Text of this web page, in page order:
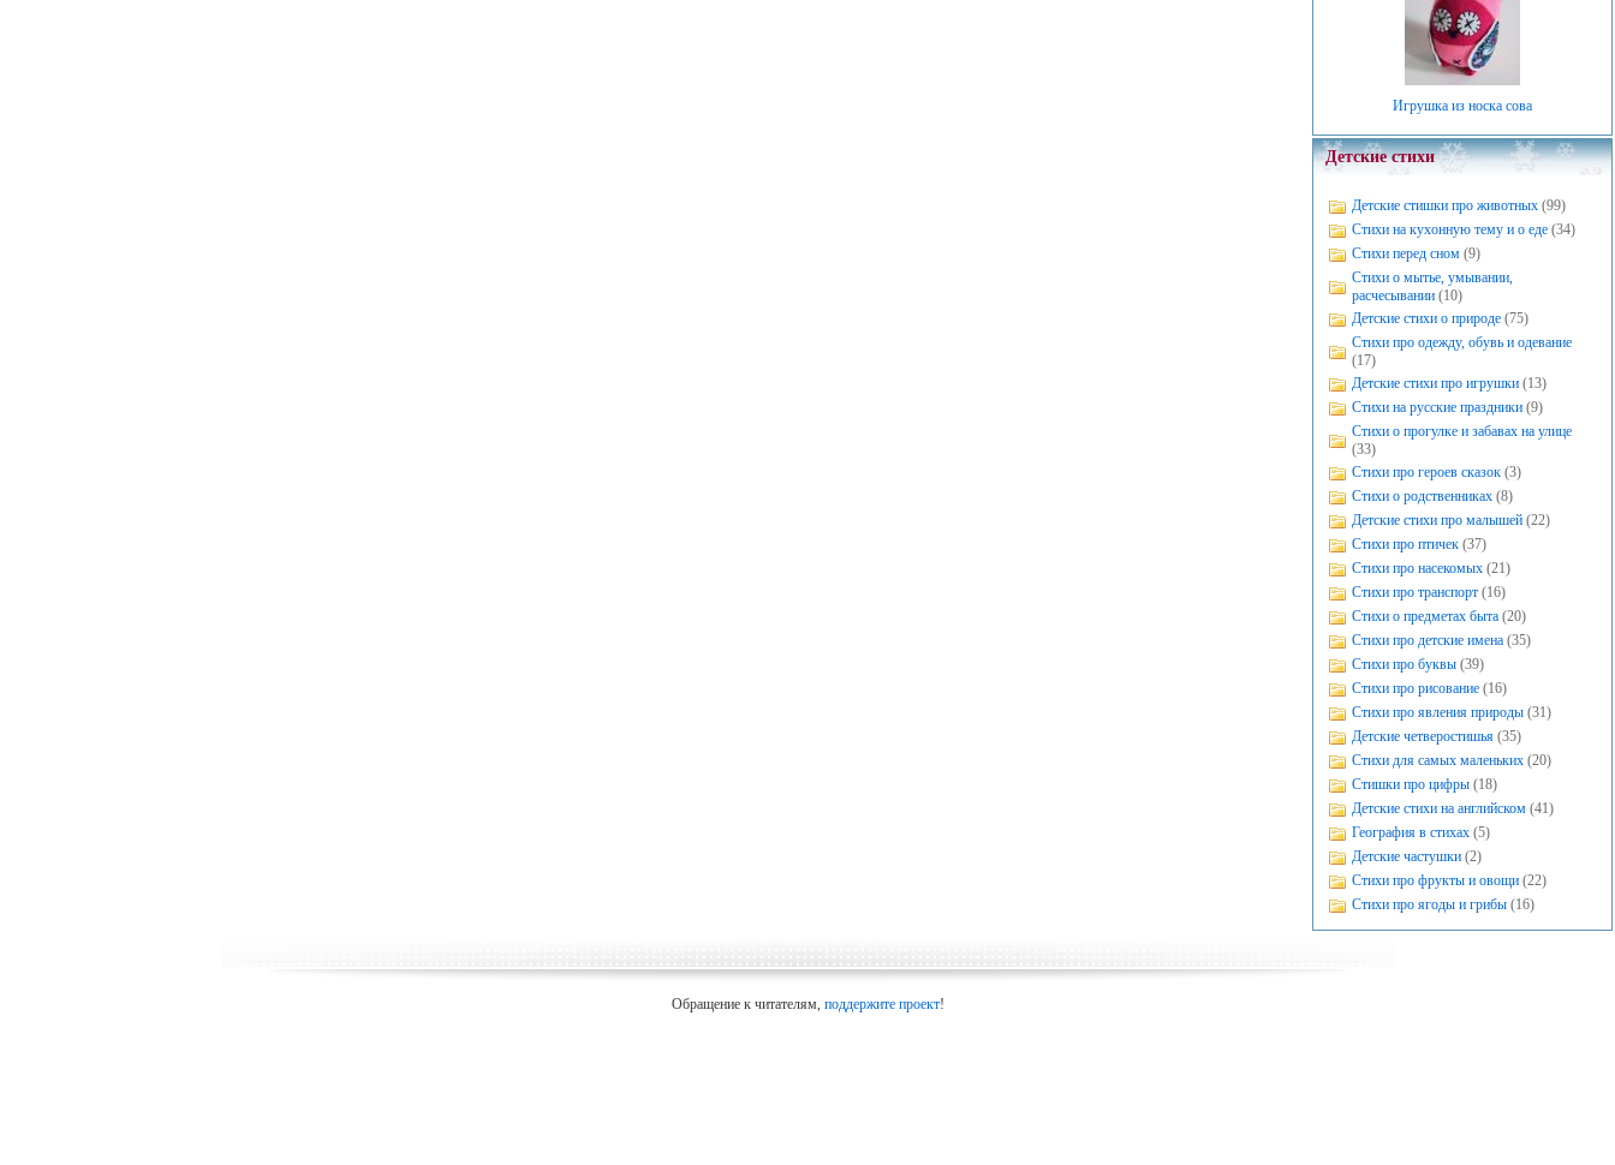
Игрушка из носка сова
Детские стихи
Детские стишки про животных (99)
Стихи на кухонную тему и о еде (34)
Стихи перед сном (9)
Стихи о мытье, умывании,
расчесывании (10)
Детские стихи о природе (75)
Стихи про одежду, обувь и одевание
(17)
Детские стихи про игрушки (13)
Стихи на русские праздники (9)
Стихи о прогулке и забавах на улице
(33)
Стихи про героев сказок (3)
Стихи о родственниках (8)
Детские стихи про малышей (22)
Стихи про птичек (37)
Стихи про насекомых (21)
Стихи про транспорт (16)
Стихи о предметах быта (20)
Стихи про детские имена (35)
Стихи про буквы (39)
Стихи про рисование (16)
Стихи про явления природы (31)
Детские четверостишья (35)
Стихи для самых маленьких (20)
Стишки про цифры (18)
Детские стихи на английском (41)
География в стихах (5)
Детские частушки (2)
Стихи про фрукты и овощи (22)
Стихи про ягоды и грибы (16)
Обращение к читателям, поддержите проект!